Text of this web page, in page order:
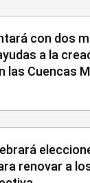
con dos
a la
las Cuencas
renovar a